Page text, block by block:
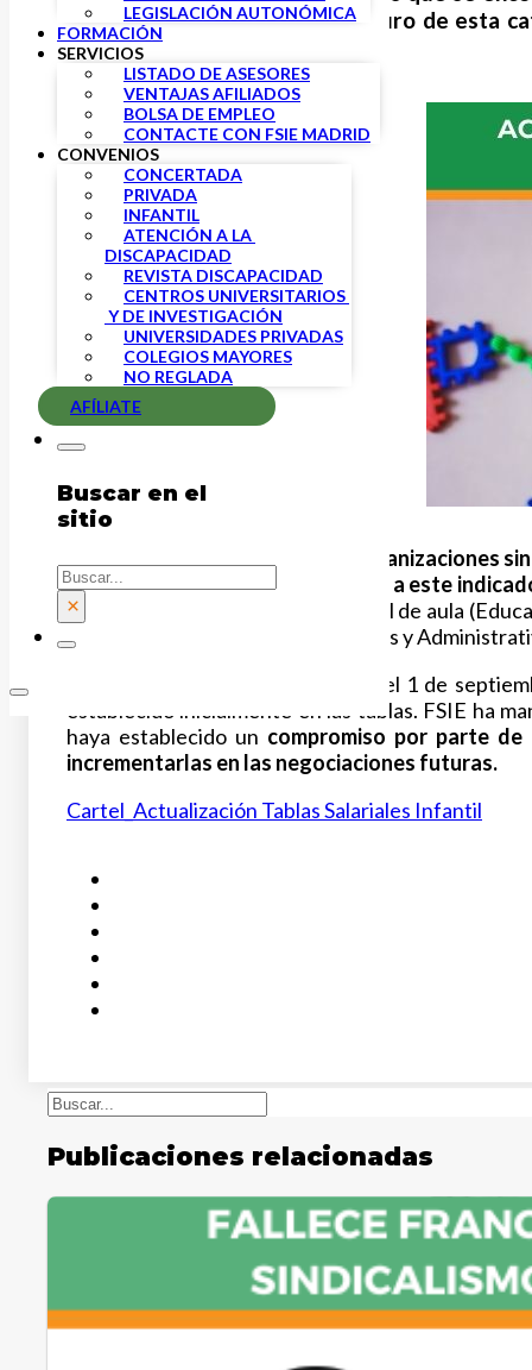
LEGISLACIÓN AUTONÓMICA
FORMACIÓN
SERVICIOS
LISTADO DE ASESORES
VENTAJAS AFILIADOS
BOLSA DE EMPLEO
CONTACTE CON FSIE MADRID
CONVENIOS
CONCERTADA
PRIVADA
INFANTIL
ATENCIÓN A LA
DISCAPACIDAD
REVISTA DISCAPACIDAD
CENTROS UNIVERSITARIOS
Y DE INVESTIGACIÓN
UNIVERSIDADES PRIVADAS
COLEGIOS MAYORES
NO REGLADA
AFÍLIATE
Buscar en el
sitio
Buscar
×
compromiso de diferencial futuro de esta
servicios referenciadas al SMI.
FSIE junto con el resto de las organizaciones
cuyo salario estaba referenciado a este
fundamentalmente las del personal de aula
mantenimiento, Servicios Generales y
Respecto al diferencial, a partir del 1 de
establecido inicialmente en las tablas. FSIE ha
haya establecido un compromiso por parte
incrementarlas en las negociaciones futuras.
Cartel_Actualización Tablas Salariales Infantil
Buscar
Publicaciones relacionadas